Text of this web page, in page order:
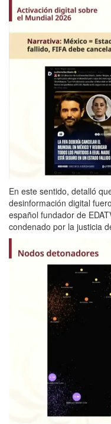
En este sentido, detalló
desinformación digital
español fundador de
condenado por la justicia